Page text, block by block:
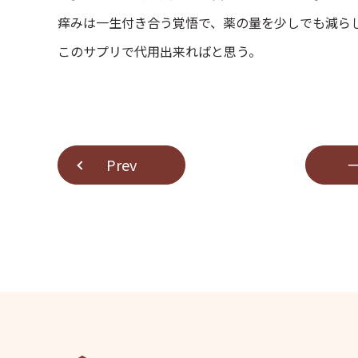
痒みは一生付き合う覚悟で、薬の量を少しでも減ら
このサプリで代用出来ればと思う。
Prev